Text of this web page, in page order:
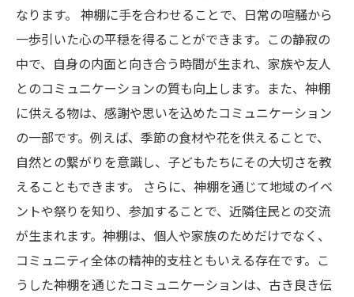
なります。 神棚に手を合わせることで、日常の喧騒から
一歩引いた心の平穏を得ることができます。この静寂の
中で、自身の内面と向き合う時間が生まれ、家族や友人
とのコミュニケーションの質も向上します。また、神棚
に供える物は、感謝や思いを込めたコミュニケーション
の一部です。例えば、季節の食材や花を供えることで、
自然との繋がりを意識し、子どもたちにその大切さを教
えることもできます。 さらに、神棚を通じて地域のイベ
ントや祭りを知り、参加することで、近隣住民との交流
が生まれます。神棚は、個人や家族のためだけでなく、
コミュニティ全体の精神的支柱ともいえる存在です。こ
うした神棚を通じたコミュニケーションは、古き良き伝